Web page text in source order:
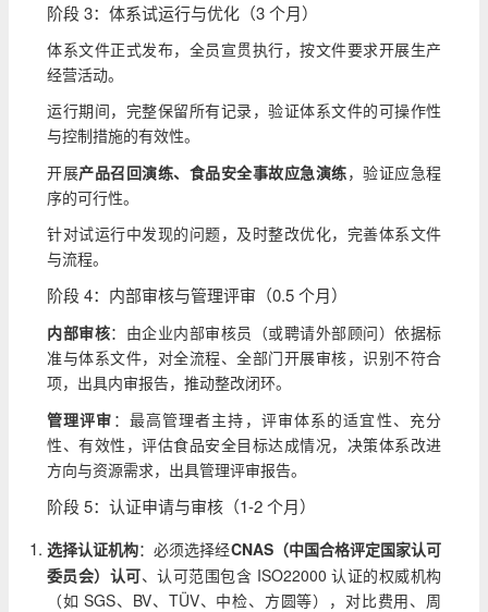
阶段 3：体系试运行与优化（3 个月）
体系文件正式发布，全员宣贯执行，按文件要求开展生产
经营活动。
运行期间，完整保留所有记录，验证体系文件的可操作性
与控制措施的有效性。
开展产品召回演练、食品安全事故应急演练，验证应急程
序的可行性。
针对试运行中发现的问题，及时整改优化，完善体系文件
与流程。
阶段 4：内部审核与管理评审（0.5 个月）
内部审核：由企业内部审核员（或聘请外部顾问）依据标
准与体系文件，对全流程、全部门开展审核，识别不符合
项，出具内审报告，推动整改闭环。
管理评审 ：最高管理者主持，评审体系的适宜性、充分
性、有效性，评估食品安全目标达成情况，决策体系改进
方向与资源需求，出具管理评审报告。
阶段 5：认证申请与审核（1-2 个月）
选择认证机构：必须选择经CNAS（中国合格评定国家认可
委员会）认可、认可范围包含 ISO22000 认证的权威机构
（如 SGS、BV、TÜV、中检、方圆等），对比费用、周